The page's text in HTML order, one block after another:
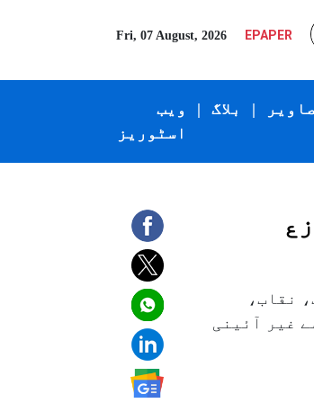
Fri, 07 August, 2026 EPAPER
ویب
اسٹوریز
| بلاگ |
نقاب،
غیر آئینی